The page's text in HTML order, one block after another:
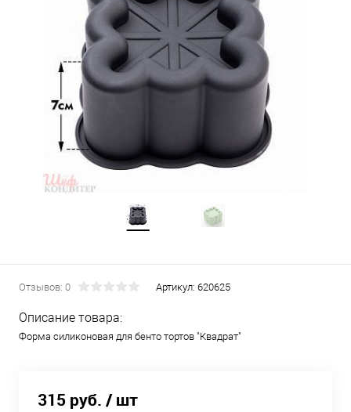
Отзывов: 0 Артикул: 620625
Описание товара:
Форма силиконовая для бенто тортов "Квадрат"
315 руб. / шт